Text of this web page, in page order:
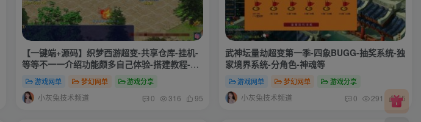
【一键端+源码】织梦西游超变-共享仓库-挂机-
等等不一一介绍功能颇多自己体验-搭建教程-攻
略-源码
游戏网单 梦幻网单 游戏分享
小灰兔技术频道 0 316 95
武神坛量劫超变第一季-四象BUGG-抽奖系统-独
家境界系统-分角色-神魂等
游戏网单 梦幻网单 游戏分享
小灰兔技术频道 0 291 55